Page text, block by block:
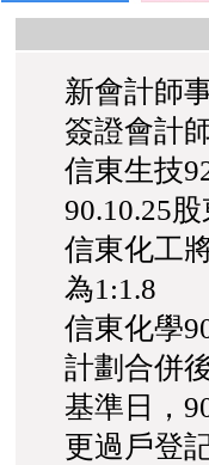
新會計師
簽證會計
信東生技
90.10.25
信東化工
為1:1.8
信東化學
計劃合併
基準日，
更過戶登